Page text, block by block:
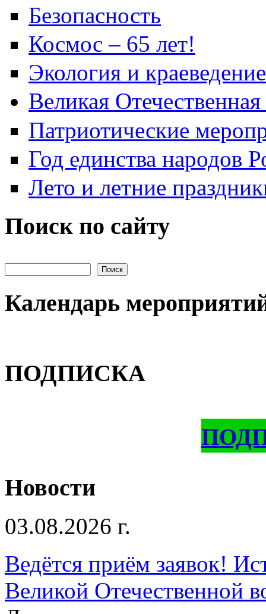
Безопасность
Космос – 65 лет!
Экология и краеведение
Великая
Патриотические
Год единства народов
Лето и летние
Поиск по сайту
Календарь
ПОДПИСКА
Новости
03.08.2026 г.
Ведётся приём заявок!
Великой Отечественной